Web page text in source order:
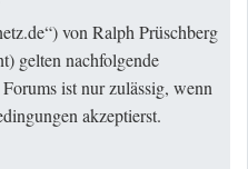
“) von Ralph Prüschberg
gelten nachfolgende
ist nur zulässig, wenn
akzeptierst.